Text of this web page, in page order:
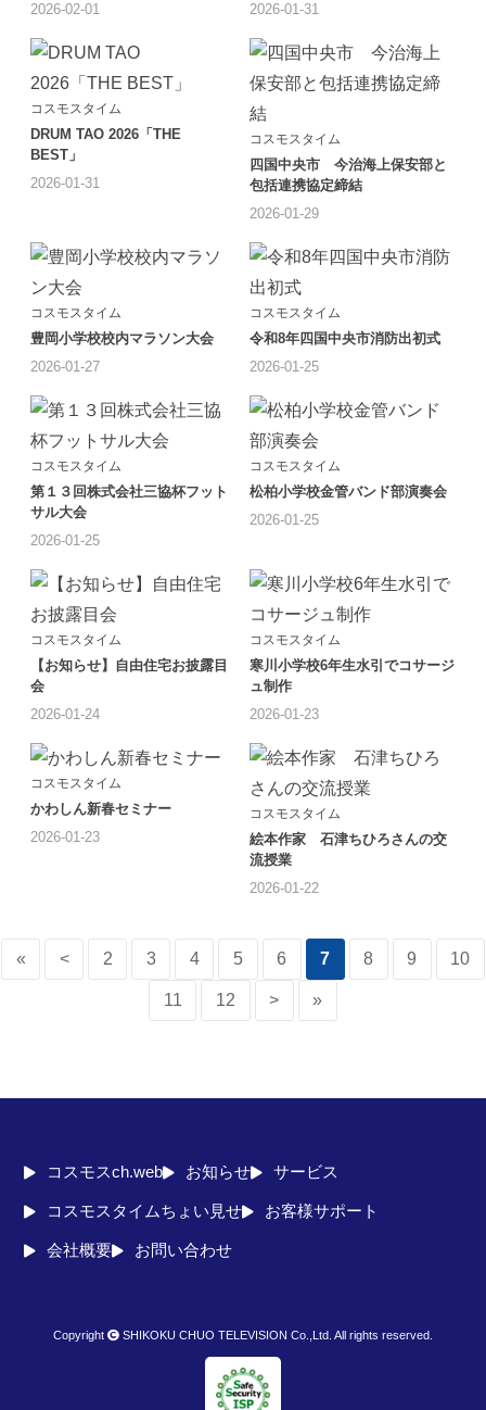
2026-02-01
2026-01-31
コスモスタイム
DRUM TAO 2026「THE
BEST」
2026-01-31
コスモスタイム
四国中央市 今治海上保安部と
包括連携協定締結
2026-01-29
コスモスタイム
豊岡小学校校内マラソン大会
2026-01-27
コスモスタイム
令和8年四国中央市消防出初式
2026-01-25
コスモスタイム
第１３回株式会社三協杯フット
サル大会
2026-01-25
コスモスタイム
松柏小学校金管バンド部演奏会
2026-01-25
コスモスタイム
【お知らせ】自由住宅お披露目
会
2026-01-24
コスモスタイム
寒川小学校6年生水引でコサージ
ュ制作
2026-01-23
コスモスタイム
かわしん新春セミナー
2026-01-23
コスモスタイム
絵本作家 石津ちひろさんの交
流授業
2026-01-22
« < 2 3 4 5 6 7 8 9 10
11 12 > »
コスモスch.web お知らせ サービス
コスモスタイムちょい見せ お客様サポート
会社概要 お問い合わせ
Copyright SHIKOKU CHUO TELEVISION Co.,Ltd. All rights reserved.